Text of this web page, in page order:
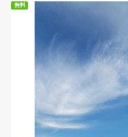
無料
無料ダウンロード